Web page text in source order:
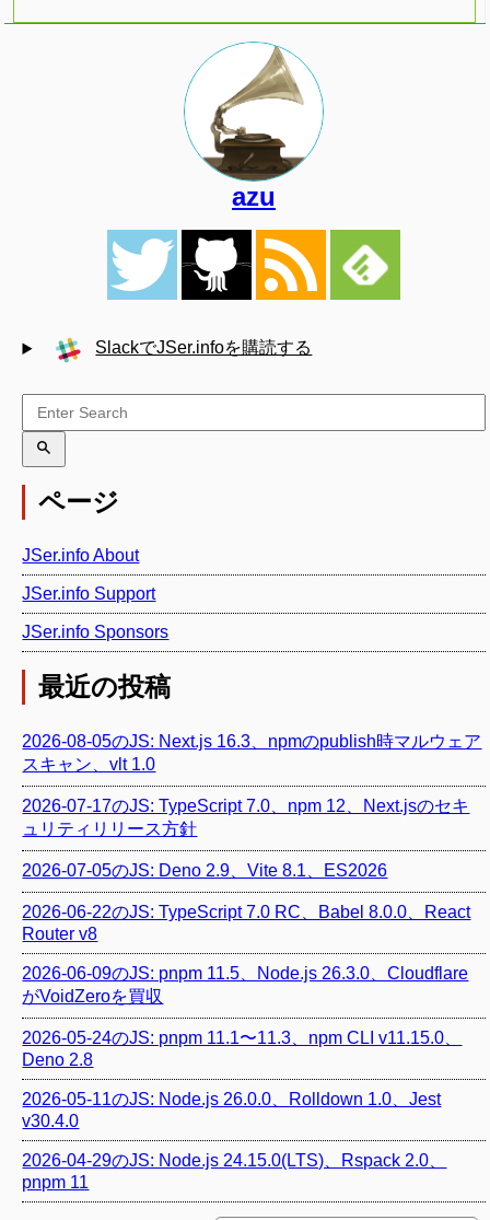
azu
SlackでJSer.infoを購読する
ページ
JSer.info About
JSer.info Support
JSer.info Sponsors
最近の投稿
2026-08-05のJS: Next.js 16.3、npmのpublish時マルウェア
スキャン、vlt 1.0
2026-07-17のJS: TypeScript 7.0、npm 12、Next.jsのセキ
ュリティリリース方針
2026-07-05のJS: Deno 2.9、Vite 8.1、ES2026
2026-06-22のJS: TypeScript 7.0 RC、Babel 8.0.0、React
Router v8
2026-06-09のJS: pnpm 11.5、Node.js 26.3.0、Cloudflare
がVoidZeroを買収
2026-05-24のJS: pnpm 11.1〜11.3、npm CLI v11.15.0、
Deno 2.8
2026-05-11のJS: Node.js 26.0.0、Rolldown 1.0、Jest
v30.4.0
2026-04-29のJS: Node.js 24.15.0(LTS)、Rspack 2.0、
pnpm 11